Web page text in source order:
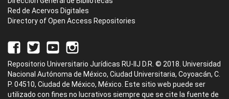
Red de Acervos Digitales
Directory of Open Access Repositories
Repositorio Universitario Jurídicas RU-IIJ D.R. © 2018. Universidad
Nacional Autónoma de México, Ciudad Universitaria, Coyoacán, C.
P. 04510, Ciudad de México, México. Este sitio web puede ser
utilizado con fines no lucrativos siempre que se cite la fuente de